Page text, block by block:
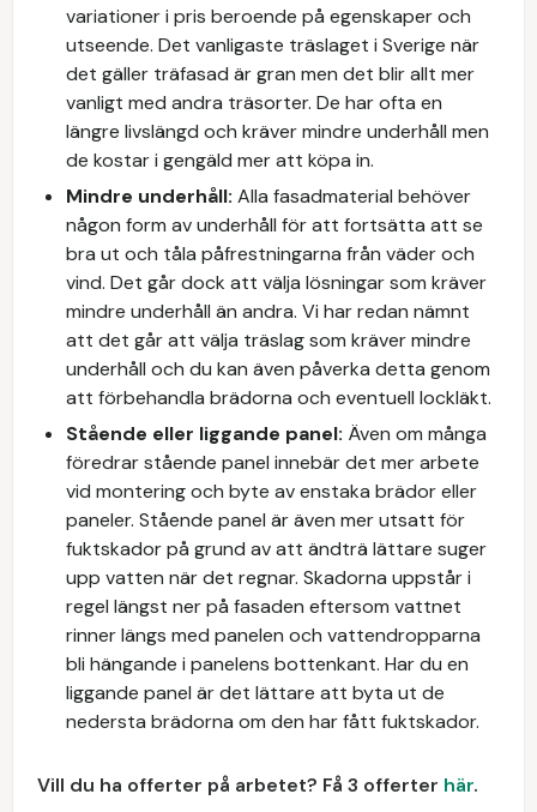
variationer i pris beroende på egenskaper och
utseende. Det vanligaste träslaget i Sverige när
det gäller träfasad är gran men det blir allt mer
vanligt med andra träsorter. De har ofta en
längre livslängd och kräver mindre underhåll men
de kostar i gengäld mer att köpa in.
Mindre underhåll: Alla fasadmaterial behöver
någon form av underhåll för att fortsätta att se
bra ut och tåla påfrestningarna från väder och
vind. Det går dock att välja lösningar som kräver
mindre underhåll än andra. Vi har redan nämnt
att det går att välja träslag som kräver mindre
underhåll och du kan även påverka detta genom
att förbehandla brädorna och eventuell lockläkt.
Stående eller liggande panel: Även om många
föredrar stående panel innebär det mer arbete
vid montering och byte av enstaka brädor eller
paneler. Stående panel är även mer utsatt för
fuktskador på grund av att ändträ lättare suger
upp vatten när det regnar. Skadorna uppstår i
regel längst ner på fasaden eftersom vattnet
rinner längs med panelen och vattendropparna
bli hängande i panelens bottenkant. Har du en
liggande panel är det lättare att byta ut de
nedersta brädorna om den har fått fuktskador.
Vill du ha offerter på arbetet? Få 3 offerter här.